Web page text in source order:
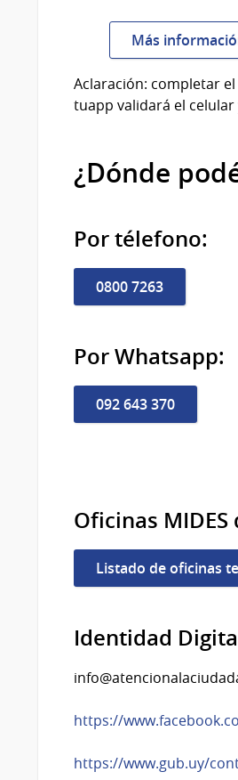
Más
Aclaración: completar
tuapp validará el
¿Dónde
Por télefono:
0800 7263
Por Whatsapp:
092 643 370
Oficinas
Listado de oficinas
Identidad
https://
https://www.gub.uy/